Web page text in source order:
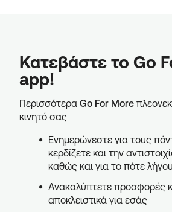
Κατεβάστε το Go
app!
Περισσότερα Go For More
κινητό σας
Ενημερώνεστε για τους
κερδίζετε και την
καθώς και για το πότε
Ανακαλύπτετε προσφορές
αποκλειστικά για εσάς